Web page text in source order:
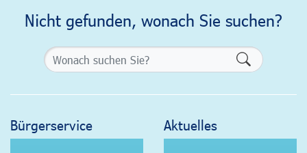
Nicht gefunden, wonach Sie suchen?
Bürgerservice Aktuelles